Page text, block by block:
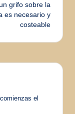
grifo sobre la
es necesario y
costeable
el